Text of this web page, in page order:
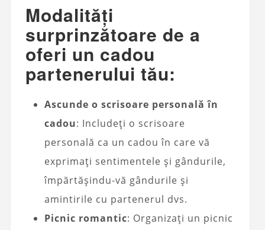
Modalități
surprinzătoare de a
oferi un cadou
partenerului tău:
Ascunde o scrisoare personală în
cadou: Includeți o scrisoare
personală ca un cadou în care vă
exprimați sentimentele și gândurile,
împărtășindu-vă gândurile și
amintirile cu partenerul dvs.
Picnic romantic: Organizați un picnic